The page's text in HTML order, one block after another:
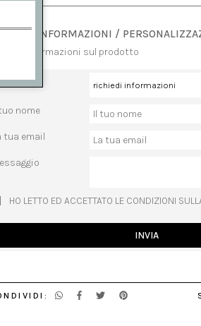
INFORMAZIONI /
informazioni sul prodotto
nome
tua email
HO LETTO ED ACCETTATO LE CONDIZIONI
INVIA